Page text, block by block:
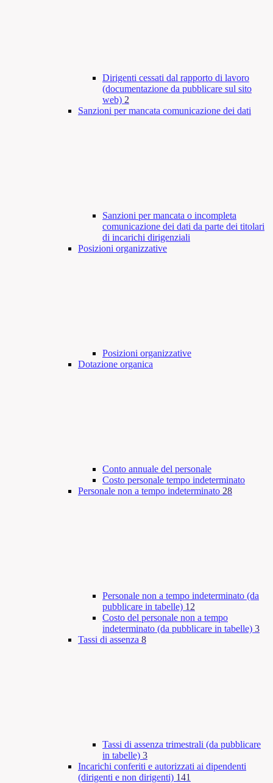
Dirigenti cessati dal rapporto di lavoro
(documentazione da pubblicare sul sito
web) 2
Sanzioni per mancata comunicazione dei dati
Sanzioni per mancata o incompleta
comunicazione dei dati da parte dei titolari
di incarichi dirigenziali
Posizioni organizzative
Posizioni organizzative
Dotazione organica
Conto annuale del personale
Costo personale tempo indeterminato
Personale non a tempo indeterminato 28
Personale non a tempo indeterminato (da
pubblicare in tabelle) 12
Costo del personale non a tempo
indeterminato (da pubblicare in tabelle) 3
Tassi di assenza 8
Tassi di assenza trimestrali (da pubblicare
in tabelle) 3
Incarichi conferiti e autorizzati ai dipendenti
(dirigenti e non dirigenti) 141